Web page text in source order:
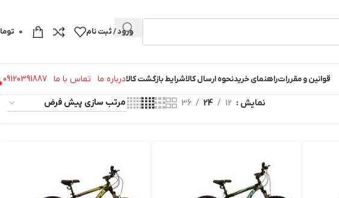
ورود / ثبت نام 0
قوانین و مقرراتراهنمای خریدنحوه ارسال کالاشرایط بازگشت کالادرباره ما تماس با ما 09120391887
نمایش 12
24
36